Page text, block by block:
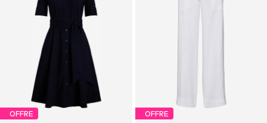
OFFRE OFFRE